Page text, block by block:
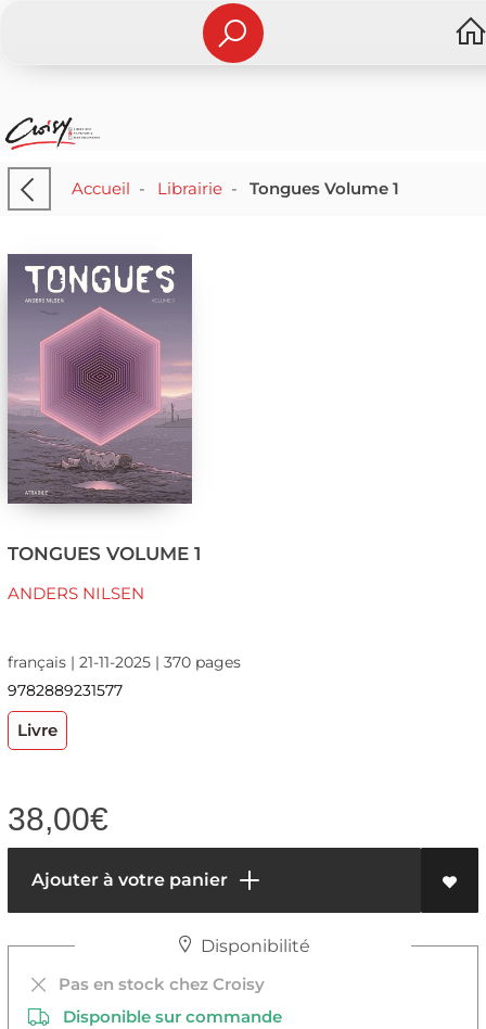
Accueil - Librairie- Tongues Volume 1
TONGUES VOLUME 1
ANDERS NILSEN
français | 21-11-2025 | 370 pages
9782889231577
Livre
38,00€
Ajouter à votre panier
Disponibilité
Pas en stock chez Croisy
Disponible sur commande